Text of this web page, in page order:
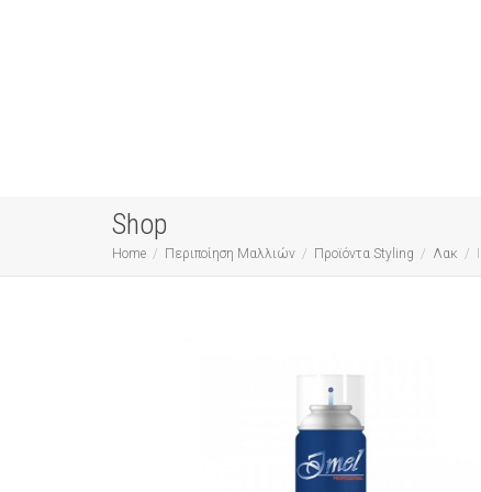
Shop
Home Περιποίηση Μαλλιών Προϊόντα Styling Λακ